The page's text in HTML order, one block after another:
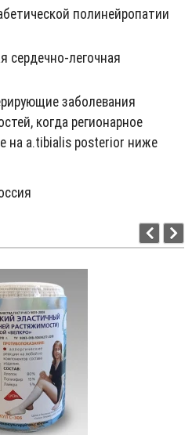
полинейропатии
сердечно-легочная
заболевания
когда регионарное
на а.tibialis posterior ниже